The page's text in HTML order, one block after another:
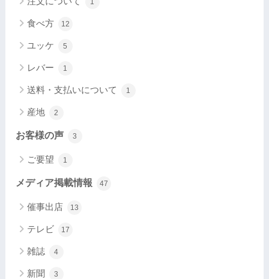
食べ方 12
ユッケ 5
レバー 1
送料・支払いについて 1
産地 2
お客様の声 3
ご要望 1
メディア掲載情報 47
催事出店 13
テレビ 17
雑誌 4
新聞 3